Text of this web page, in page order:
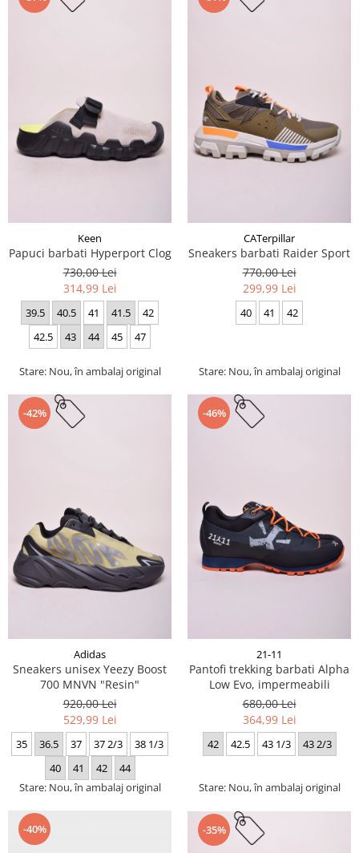
Keen
Papuci barbati Hyperport Clog
730,00 Lei
314,99 Lei
39.5 40.5 41 41.5
42
42.5
43 44 45 47
Stare: Nou, în ambalaj original
CATerpillar
Sneakers barbati Raider Sport
770,00 Lei
299,99 Lei
40 41 42
Stare: Nou, în ambalaj original
-42%
Adidas
Sneakers unisex Yeezy Boost
700 MNVN "Resin"
920,00 Lei
529,99 Lei
35 36.5 37 37 2/3
38 1/3
40
41 42
44
Stare: Nou, în ambalaj original
-46%
21-11
Pantofi trekking barbati Alpha
Low Evo, impermeabili
680,00 Lei
364,99 Lei
42 42.5 43 1/3 43 2/3
Stare: Nou, în ambalaj original
-40% -35%